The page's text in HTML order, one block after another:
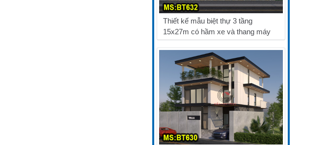
Thiết kế mẫu biệt thự 3 tầng
15x27m có hầm xe và thang máy